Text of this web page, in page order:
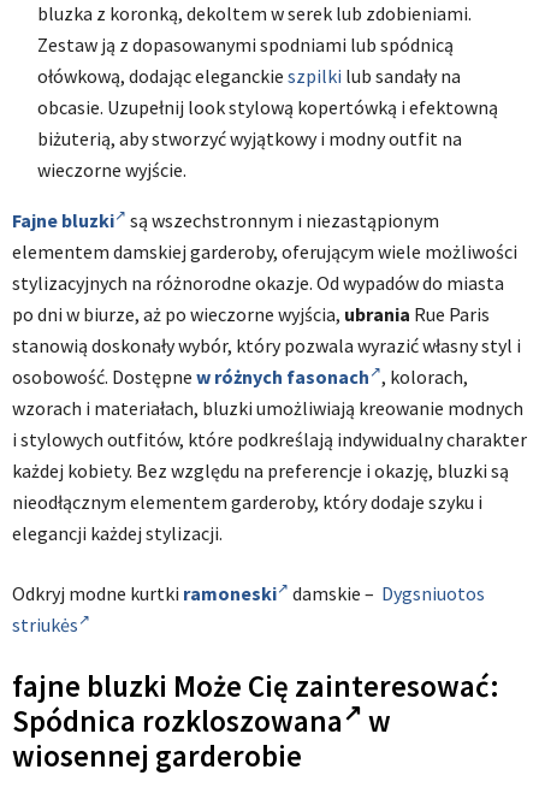
bluzka z koronką, dekoltem w serek lub zdobieniami.
Zestaw ją z dopasowanymi spodniami lub spódnicą
ołówkową, dodając eleganckie szpilki lub sandały na
obcasie. Uzupełnij look stylową kopertówką i efektowną
biżuterią, aby stworzyć wyjątkowy i modny outfit na
wieczorne wyjście.
Fajne bluzki
są wszechstronnym i niezastąpionym
elementem damskiej garderoby, oferującym wiele możliwości
stylizacyjnych na różnorodne okazje. Od wypadów do miasta
po dni w biurze, aż po wieczorne wyjścia, ubrania Rue Paris
stanowią doskonały wybór, który pozwala wyrazić własny styl i
osobowość. Dostępne w różnych fasonach , kolorach,
wzorach i materiałach, bluzki umożliwiają kreowanie modnych
i stylowych outfitów, które podkreślają indywidualny charakter
każdej kobiety. Bez względu na preferencje i okazję, bluzki są
nieodłącznym elementem garderoby, który dodaje szyku i
elegancji każdej stylizacji.
Odkryj modne kurtki ramoneski damskie – Dygsniuotos
striukės
fajne bluzki Może Cię zainteresować:
Spódnica rozkloszowana
w
wiosennej garderobie